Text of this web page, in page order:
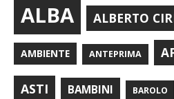
ALBA ALBERTO
AMBIENTE ANTEPRIMA
ASTI BAMBINI BAROLO